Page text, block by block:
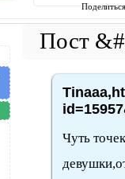
Чуть